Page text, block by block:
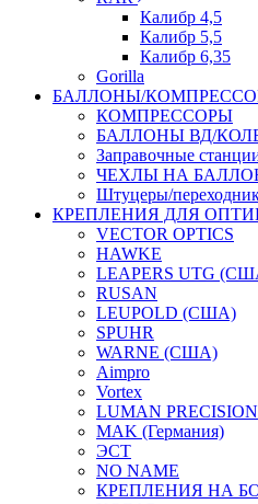
Калибр 4,5
Калибр 5,5
Калибр 6,35
Gorilla
БАЛЛОНЫ/
КОМПРЕССОРЫ
БАЛЛОНЫ ВД/
Заправочные
ЧЕХЛЫ НА
Штуцеры/
КРЕПЛЕНИЯ ДЛЯ
VECTOR OPTICS
HAWKE
LEAPERS UTG
RUSAN
LEUPOLD (США)
SPUHR
WARNE (США)
Aimpro
Vortex
LUMAN PRECISION
MAK (Германия)
ЭСТ
NO NAME
КРЕПЛЕНИЯ НА